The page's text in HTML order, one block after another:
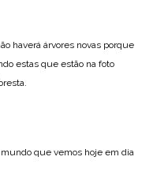
haverá árvores novas porque
estas que estão na foto
que vemos hoje em dia